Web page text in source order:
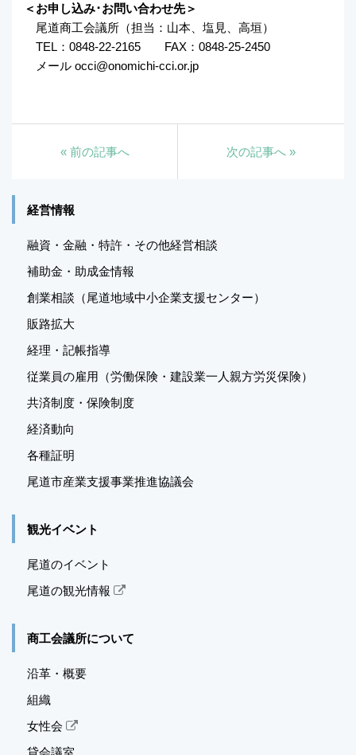
＜お申し込み･お問い合わせ先＞
尾道商工会議所（担当：山本、塩見、高垣）
TEL：0848-22-2165 FAX：0848-25-2450
メール occi@onomichi-cci.or.jp
«前の記事へ 次の記事へ »
経営情報
融資・金融・特許・その他経営相談
補助金・助成金情報
創業相談（尾道地域中小企業支援センター）
販路拡大
経理・記帳指導
従業員の雇用（労働保険・建設業一人親方労災保険）
共済制度・保険制度
経済動向
各種証明
尾道市産業支援事業推進協議会
観光イベント
尾道のイベント
尾道の観光情報
商工会議所について
沿革・概要
組織
女性会